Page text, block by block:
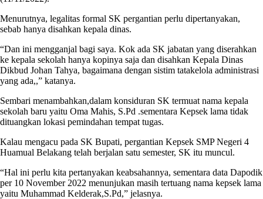
Menurutnya, legalitas formal SK pergantian perlu dipertanyakan,
sebab hanya disahkan kepala dinas.
“Dan ini mengganjal bagi saya. Kok ada SK jabatan yang diserahkan
ke kepala sekolah hanya kopinya saja dan disahkan Kepala Dinas
Dikbud Johan Tahya, bagaimana dengan sistim tatakelola administrasi
yang ada,,” katanya.
Sembari menambahkan,dalam konsiduran SK termuat nama kepala
sekolah baru yaitu Oma Mahis, S.Pd .sementara Kepsek lama tidak
dituangkan lokasi pemindahan tempat tugas.
Kalau mengacu pada SK Bupati, pergantian Kepsek SMP Negeri 4
Huamual Belakang telah berjalan satu semester, SK itu muncul.
“Hal ini perlu kita pertanyakan keabsahannya, sementara data Dapodik
per 10 November 2022 menunjukan masih tertuang nama kepsek lama
yaitu Muhammad Kelderak,S.Pd,” jelasnya.